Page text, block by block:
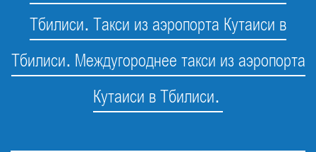
Тбилиси. Такси из аэропорта Кутаиси в
Тбилиси. Междугороднее такси из аэропорта
Кутаиси в Тбилиси.